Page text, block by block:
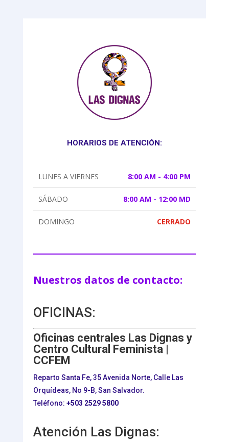
HORARIOS DE ATENCIÓN:
LUNES A VIERNES 8:00 AM - 4:00 PM
SÁBADO 8:00 AM - 12:00 MD
DOMINGO CERRADO
Nuestros datos de contacto:
OFICINAS:
Oficinas centrales Las Dignas y
Centro Cultural Feminista |
CCFEM
Reparto Santa Fe, 35 Avenida Norte, Calle Las
Orquídeas, No 9-B, San Salvador.
Teléfono: +503 2529 5800
Atención Las Dignas: